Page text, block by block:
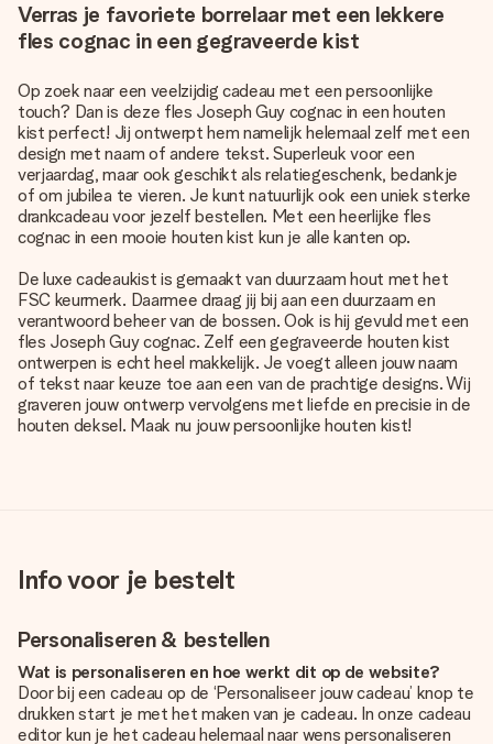
Verras je favoriete borrelaar met een lekkere
fles cognac in een gegraveerde kist
Op zoek naar een veelzijdig cadeau met een persoonlijke
touch? Dan is deze fles Joseph Guy cognac in een houten
kist perfect! Jij ontwerpt hem namelijk helemaal zelf met een
design met naam of andere tekst. Superleuk voor een
verjaardag, maar ook geschikt als relatiegeschenk, bedankje
of om jubilea te vieren. Je kunt natuurlijk ook een uniek sterke
drankcadeau voor jezelf bestellen. Met een heerlijke fles
cognac in een mooie houten kist kun je alle kanten op.
De luxe cadeaukist is gemaakt van duurzaam hout met het
FSC keurmerk. Daarmee draag jij bij aan een duurzaam en
verantwoord beheer van de bossen. Ook is hij gevuld met een
fles Joseph Guy cognac. Zelf een gegraveerde houten kist
ontwerpen is echt heel makkelijk. Je voegt alleen jouw naam
of tekst naar keuze toe aan een van de prachtige designs. Wij
graveren jouw ontwerp vervolgens met liefde en precisie in de
houten deksel. Maak nu jouw persoonlijke houten kist!
Info voor je bestelt
Personaliseren & bestellen
Wat is personaliseren en hoe werkt dit op de website?
Door bij een cadeau op de ‘Personaliseer jouw cadeau’ knop te
drukken start je met het maken van je cadeau. In onze cadeau
editor kun je het cadeau helemaal naar wens personaliseren